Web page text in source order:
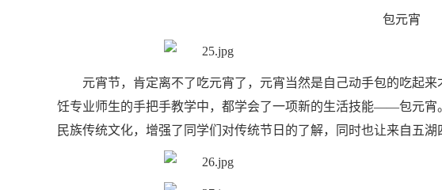
包元宵
元宵节，肯定离不了吃元宵了，元宵当然是自己动手包的吃起
饪专业师生的手把手教学中，都学会了一项新的生活技能——包元宵
民族传统文化，增强了同学们对传统节日的了解，同时也让来自五